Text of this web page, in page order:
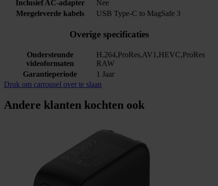
Inclusief AC-adapter
Nee
Meegeleverde kabels
USB Type-C to MagSafe 3
Overige specificaties
Ondersteunde
videoformaten
H.264,ProRes,AV1,HEVC,ProRes
RAW
Garantieperiode
1 Jaar
Druk om carrousel over te slaan
Andere klanten kochten ook